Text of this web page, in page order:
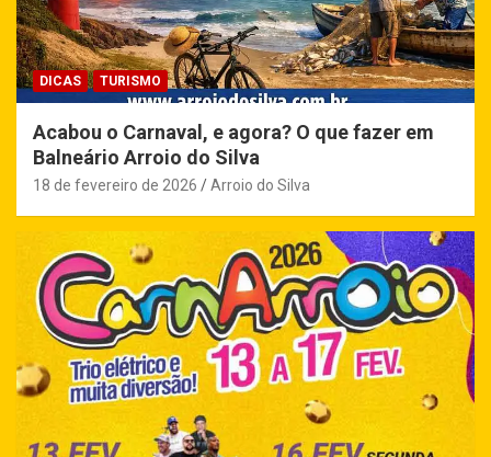
DICAS TURISMO
Acabou o Carnaval, e agora? O que fazer em
Balneário Arroio do Silva
18 de fevereiro de 2026 Arroio do Silva